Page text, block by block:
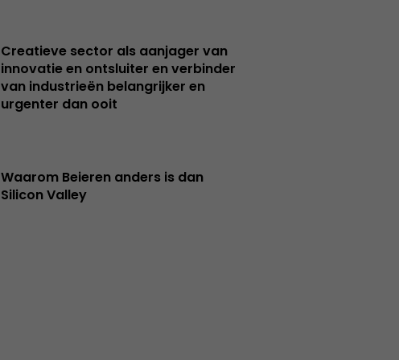
Creatieve sector als aanjager van
innovatie en ontsluiter en verbinder
van industrieën belangrijker en
urgenter dan ooit
Waarom Beieren anders is dan
Silicon Valley